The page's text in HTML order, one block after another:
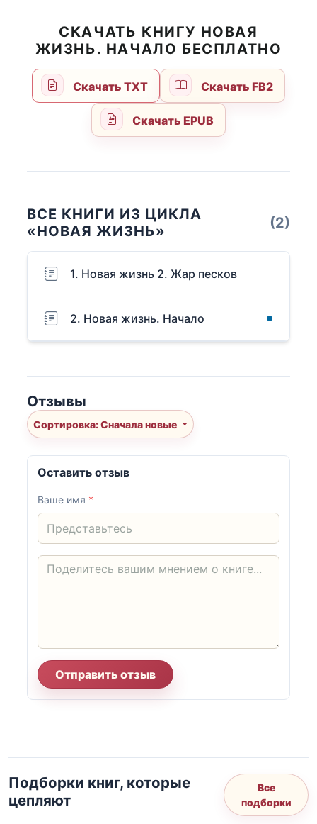
СКАЧАТЬ КНИГУ НОВАЯ
ЖИЗНЬ. НАЧАЛО БЕСПЛАТНО
Скачать TXT Скачать FB2
Скачать EPUB
ВСЕ КНИГИ ИЗ ЦИКЛА
«НОВАЯ ЖИЗНЬ»
(2)
1. Новая жизнь 2. Жар песков
2. Новая жизнь. Начало
Отзывы
Сортировка: Сначала новые
Оставить отзыв
Ваше имя *
Отправить отзыв
Подборки книг, которые
цепляют
Все
подборки